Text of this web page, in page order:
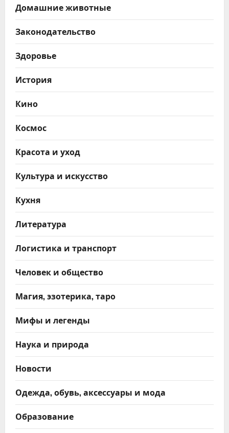
Домашние животные
Законодательство
Здоровье
История
Кино
Космос
Красота и уход
Культура и искусство
Кухня
Литература
Логистика и транспорт
Человек и общество
Магия, эзотерика, таро
Мифы и легенды
Наука и природа
Новости
Одежда, обувь, аксессуары и мода
Образование